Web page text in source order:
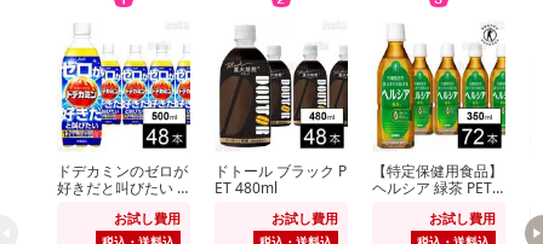
【お支払いについて】
※送料はお試し費用に含まれております。
※d払い、PayPay、au PAY、au PAY（auかんたん決済）、ソフトバ
ンクまとめて支払い、楽天ペイ、メルペイ、AEON Pay、Amazon
Payでお支払いの場合、決済のため外部サイトへ遷移します。
※予約商品は決済手段ごとに定められた決済期限日にお支払いを完
了することがございます。ご了承いただいたうえでお申し込みくだ
ドデカミンのゼロが
好きだと叫びたい P
お試し費用
ドトール ブラック P
ET 480ml
お試し費用
【特定保健用食品】
ヘルシア 緑茶 PET
お試し費用